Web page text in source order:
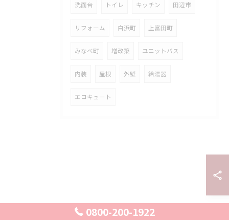
洗面台 トイレ キッチン 田辺市
リフォーム 白浜町 上富田町
みなべ町 増改築 ユニットバス
内装 屋根 外壁 給湯器
エコキュート
0800-200-1922